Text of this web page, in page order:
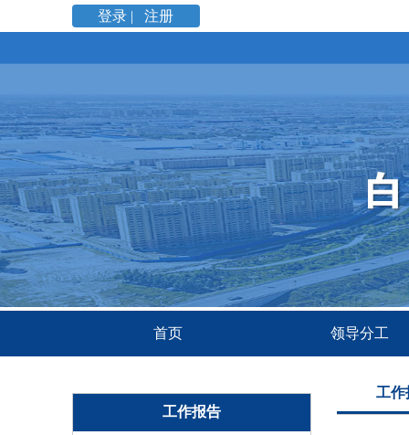
登录 | 注册
首页 领导分工
工作报告
工作